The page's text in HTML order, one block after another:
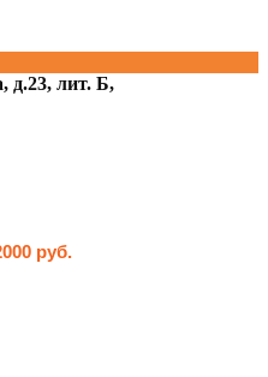
д.23, лит. Б,
руб.